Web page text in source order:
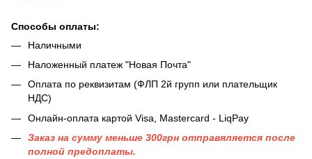
Способы оплаты:
Наличными
Наложенный платеж "Новая Почта"
Оплата по реквизитам (ФЛП 2й групп или плательщик
НДС)
Онлайн-оплата картой Visa, Mastercard - LiqPay
Заказ на сумму меньше 300грн отправяляется после
полной предоплаты.